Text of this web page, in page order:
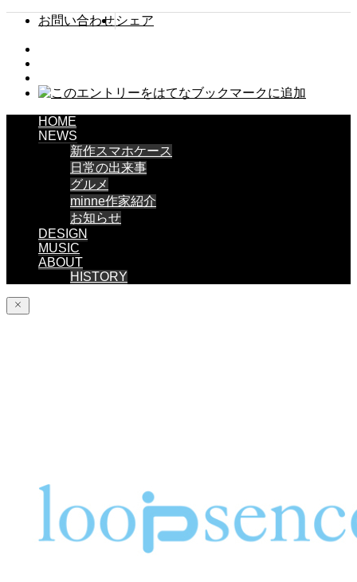
お問い合わせシェア
HOME
NEWS
新作スマホケース
日常の出来事
グルメ
minne作家紹介
お知らせ
DESIGN
MUSIC
ABOUT
HISTORY